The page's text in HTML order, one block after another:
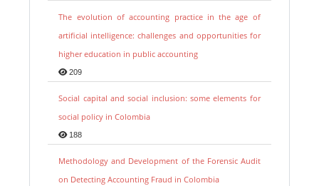
The evolution of accounting practice in the age of
artificial intelligence: challenges and opportunities for
higher education in public accounting
209
Social capital and social inclusion: some elements for
social policy in Colombia
188
Methodology and Development of the Forensic Audit
on Detecting Accounting Fraud in Colombia